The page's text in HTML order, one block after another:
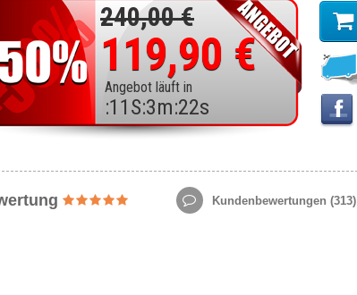
240,00 €
119,90 €
Angebot läuft in
:11 S:3m:20s
Kundenbewertungen (313)